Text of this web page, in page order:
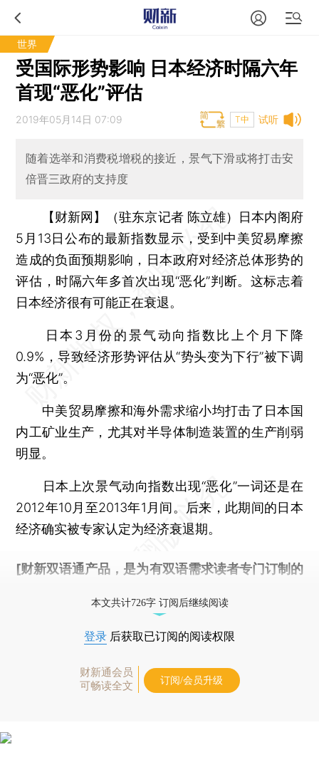
世界
受国际形势影响 日本经济时隔六年
首现“恶化”评估
试听
2019年05月14日 07:09 T中
随着选举和消费税增税的接近，景气下滑或将打击安
倍晋三政府的支持度
【财新网】（驻东京记者 陈立雄）
日本内阁府
5月13日公布的最新指数显示，受到中美贸易摩擦
造成的负面预期影响，日本政府对经济总体形势的
评估，时隔六年多首次出现“恶化”判断。这标志着
日本经济很有可能正在衰退。
日本3月份的景气动向指数比上个月下降
0.9%，导致经济形势评估从“势头变为下行”被下调
为“恶化”。
中美贸易摩擦和海外需求缩小均打击了日本国
内工矿业生产，尤其对半导体制造装置的生产削弱
明显。
日本上次景气动向指数出现“恶化”一词还是在
2012年10月至2013年1月间。后来，此期间的日本
经济确实被专家认定为经济衰退期。
[财新双语通产品，是为有双语需求读者专门订制的
本文共计726字 订阅后继续阅读
登录 后获取已订阅的阅读权限
财新通会员
可畅读全文
订阅/会员升级